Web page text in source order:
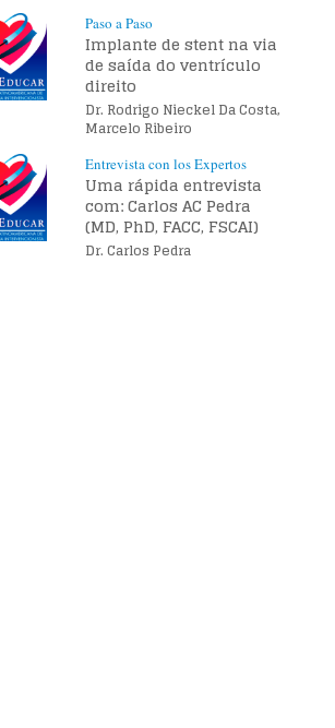
Paso a Paso
Implante de stent na via
de saída do ventrículo
direito
Dr. Rodrigo Nieckel Da Costa,
Marcelo Ribeiro
Entrevista con los Expertos
Uma rápida entrevista
com: Carlos AC Pedra
(MD, PhD, FACC, FSCAI)
Dr. Carlos Pedra